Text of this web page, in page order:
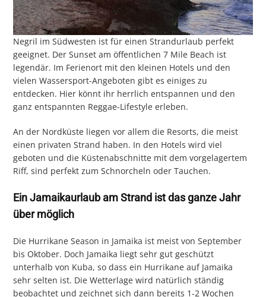
Negril im Südwesten ist für einen Strandurlaub perfekt
geeignet. Der Sunset am öffentlichen 7 Mile Beach ist
legendär. Im Ferienort mit den kleinen Hotels und den
vielen Wassersport-Angeboten gibt es einiges zu
entdecken. Hier könnt ihr herrlich entspannen und den
ganz entspannten Reggae-Lifestyle erleben.
An der Nordküste liegen vor allem die Resorts, die meist
einen privaten Strand haben. In den Hotels wird viel
geboten und die Küstenabschnitte mit dem vorgelagertem
Riff, sind perfekt zum Schnorcheln oder Tauchen.
Ein Jamaikaurlaub am Strand ist das ganze Jahr
über möglich
Die Hurrikane Season in Jamaika ist meist von September
bis Oktober. Doch Jamaika liegt sehr gut geschützt
unterhalb von Kuba, so dass ein Hurrikane auf Jamaika
sehr selten ist. Die Wetterlage wird natürlich ständig
beobachtet und zeichnet sich dann bereits 1-2 Wochen